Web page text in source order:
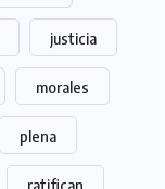
justicia
morales
plena
ratifican